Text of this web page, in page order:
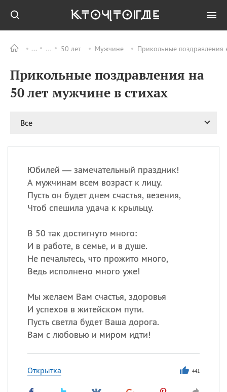
50 лет Мужчине Прикольные поздравления
Прикольные поздравления на
50 лет мужчине в стихах
Все
Юбилей — замечательный праздник!
А мужчинам всем возраст к лицу.
Пусть он будет днем счастья, везения,
Чтоб спешила удача к крыльцу.
В 50 так достигнуто много:
И в работе, в семье, и в душе.
Не печальтесь, что прожито много,
Ведь исполнено много уже!
Мы желаем Вам счастья, здоровья
И успехов в житейском пути.
Пусть светла будет Ваша дорога.
Вам с любовью и миром идти!
Открытка 441
ПРАЗДНИКИ Все
08.08 День «Счастье
случается» (Happiness
Happens Day)
великомученика
покровителя всех
врачей и целителя
больных
09.08
День книголюбов (Book
Lovers Day)
ИМЕНА
Сегодня празднуют именины
Александр,Макар
Анна
Посмотреть значениеи